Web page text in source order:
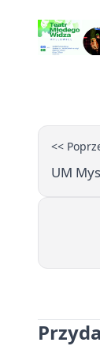
<<
UM